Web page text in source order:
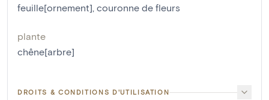
feuille[ornement], couronne de fleurs
plante
chêne[arbre]
DROITS & CONDITIONS D'UTILISATION